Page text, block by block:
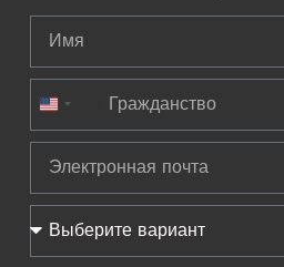
United States +1